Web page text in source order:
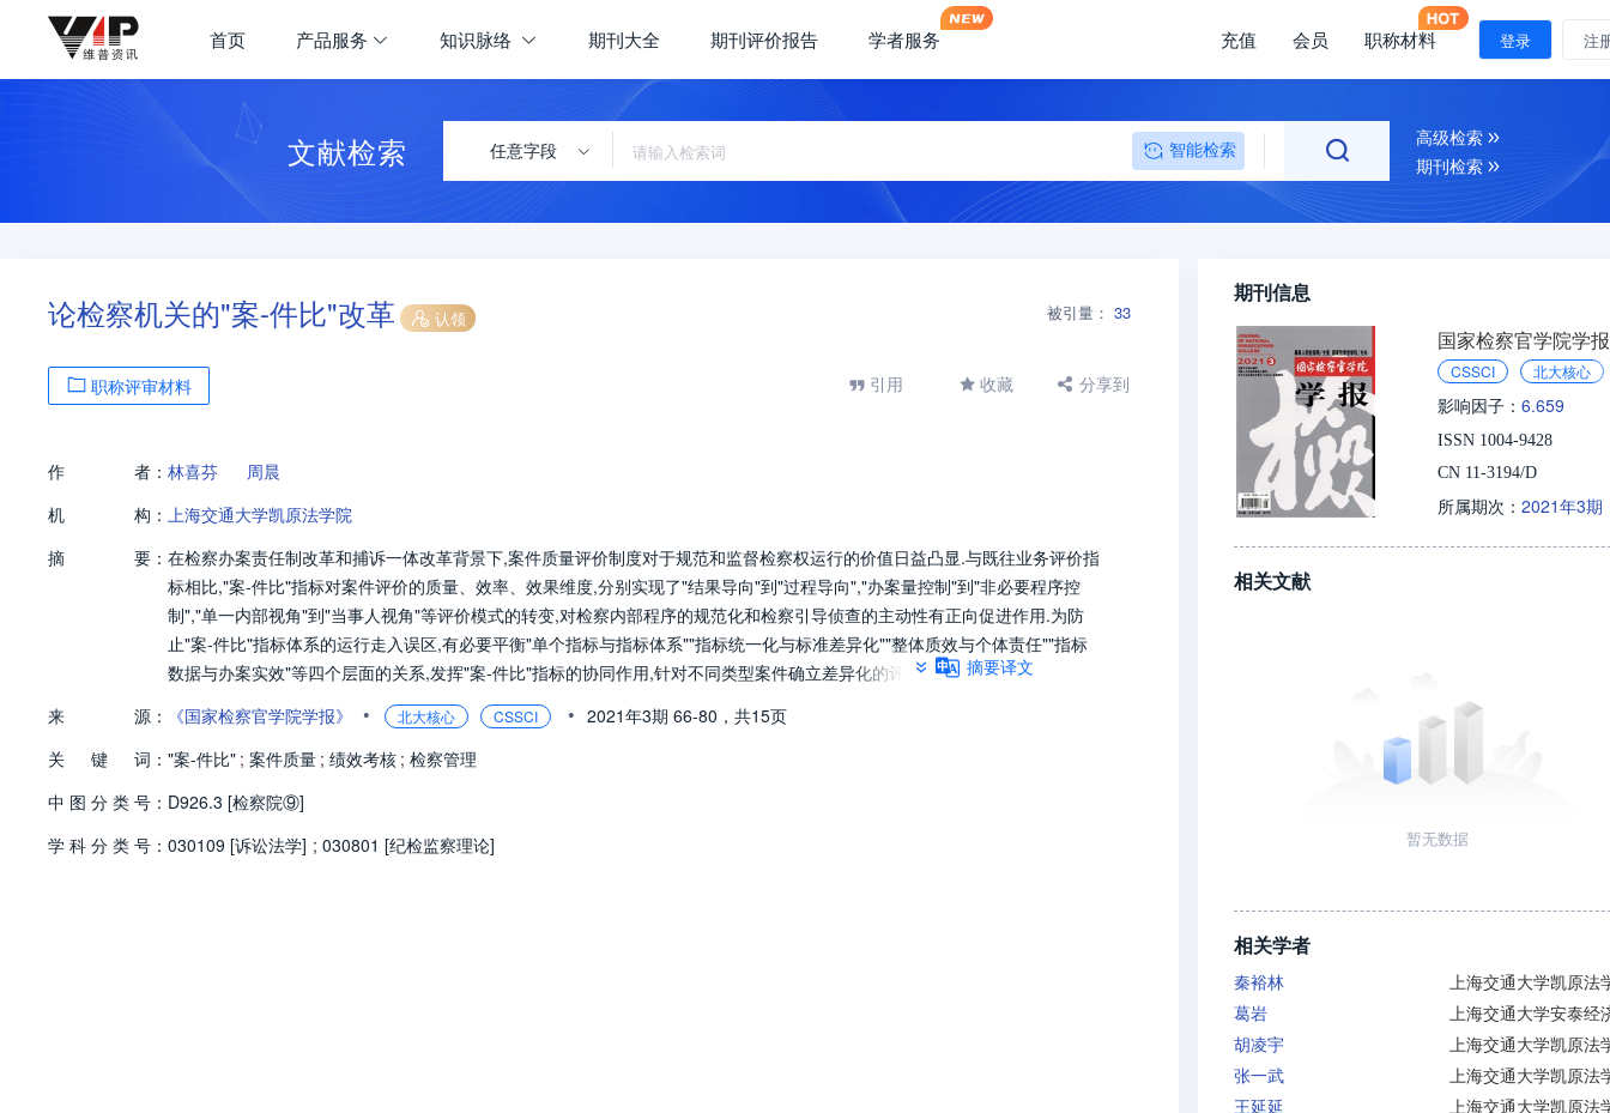
首页 产品服务 知识脉络 期刊大全 期刊评价报告 学者服务 充值 会员 职称材料 登录 注
文献检索 任意字段 智能检索
高级检索
期刊检索
论检察机关的"案-件比"改革 认领 被引量： 33
职称评审材料 引用 收藏 分享到
作 者： 林喜芬
周晨
机
构： 上海交通大学凯原法学院
摘
要： 在检察办案责任制改革和捕诉一体改革背景下,案件质量评价制度对于规范和监督检察权运行的价值日益凸显.与既往业务评价指
标相比,"案-件比"指标对案件评价的质量、效率、效果维度,分别实现了"结果导向"到"过程导向","办案量控制"到"非必要程序控
制","单一内部视角"到"当事人视角"等评价模式的转变,对检察内部程序的规范化和检察引导侦查的主动性有正向促进作用.为防
止"案-件比"指标体系的运行走入误区,有必要平衡"单个指标与指标体系""指标统一化与标准差异化""整体质效与个体责任""指标
数据与办案实效"等四个层面的关系,发挥"案-件比"指标的协同作用,针对不同类型案件确立差异化的评价基准,实现指标评价与个
案评查的机制衔接,并完成数据管理到实质管理的进阶.
摘要译文
来 源： 《国家检察官学院学报》 • 北大核心 CSSCI • 2021年3期 66-80， 共15页
关
键 词： "案-件比" ; 案件质量 ; 绩效考核 ; 检察管理
中 图 分 类 号： D926.3 [检察院⑨]
学 科 分 类 号： 030109 [诉讼法学] ; 030801 [纪检监察理论]
期刊信息
国家检察官学院学报
CSSCI 北大核心
影响因子： 6.659
ISSN 1004-9428
CN 11-3194/D
所属期次： 2021年3期
相关文献
暂无数据
相关学者
秦裕林
上海交通大学凯原法
葛岩
胡凌宇
上海交通大学凯原法
张一武
上海交通大学凯原法
王延延
上海交通大学凯原法